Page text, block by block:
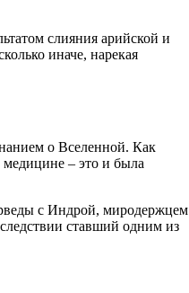
слияния арийской и
иначе, нарекая
о Вселенной. Как
медицине – это и была
с Индрой, миродержцем
ставший одним из